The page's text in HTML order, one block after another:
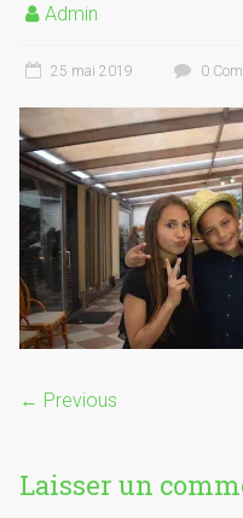
Admin
25 mai 2019 0
← Previous
Laisser un